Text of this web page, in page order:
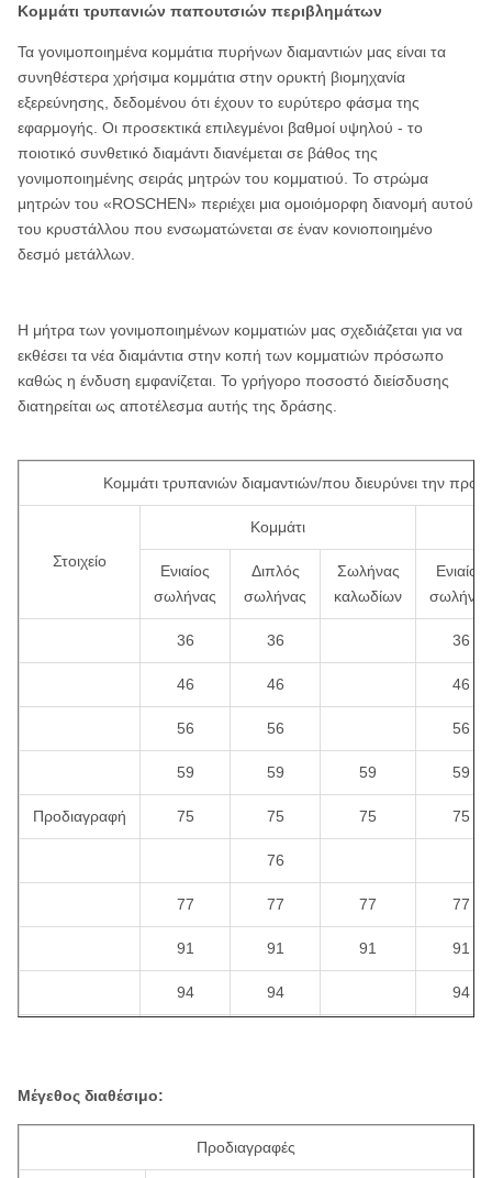
Κομμάτι τρυπανιών παπουτσιών περιβλημάτων
Τα γονιμοποιημένα κομμάτια πυρήνων διαμαντιών μας είναι τα
συνηθέστερα χρήσιμα κομμάτια στην ορυκτή βιομηχανία
εξερεύνησης, δεδομένου ότι έχουν το ευρύτερο φάσμα της
εφαρμογής. Οι προσεκτικά επιλεγμένοι βαθμοί υψηλού - το
ποιοτικό συνθετικό διαμάντι διανέμεται σε βάθος της
γονιμοποιημένης σειράς μητρών του κομματιού. Το στρώμα
μητρών του «ROSCHEN» περιέχει μια ομοιόμορφη διανομή αυτού
του κρυστάλλου που ενσωματώνεται σε έναν κονιοποιημένο
δεσμό μετάλλων.
Η μήτρα των γονιμοποιημένων κομματιών μας σχεδιάζεται για να
εκθέσει τα νέα διαμάντια στην κοπή των κομματιών πρόσωπο
καθώς η ένδυση εμφανίζεται. Το γρήγορο ποσοστό διείσδυσης
διατηρείται ως αποτέλεσμα αυτής της δράσης.
Κομμάτι τρυπανιών διαμαντιών/που διευρύνει την
Στοιχείο
Κομμάτι
Ενιαίος
σωλήνας
Διπλός
σωλήνας
Σωλήνας
καλωδίων
Ενιαίος
σωλήνας
36 36 36
46 46 46
56 56 56
59 59 59 59
Προδιαγραφή 75 75 75 75
76
77 77 77 77
91 91 91 91
94 94 94
130 130
150 150
Μέγεθος διαθέσιμο:
Προδιαγραφές